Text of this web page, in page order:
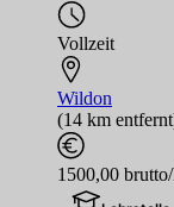
Vollzeit
Wildon
(14 km
1500,00